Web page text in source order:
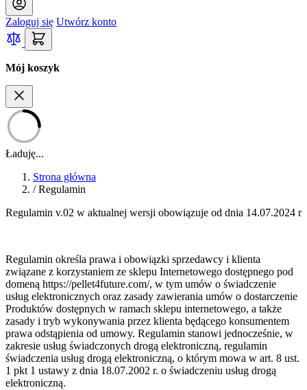
Zaloguj się Utwórz konto
Mój koszyk
Ładuję...
Strona główna
/ Regulamin
Regulamin v.02 w aktualnej wersji obowiązuje od dnia 14.07.2024 r
Regulamin określa prawa i obowiązki sprzedawcy i klienta
związane z korzystaniem ze sklepu Internetowego dostępnego pod
domeną https://pellet4future.com/, w tym umów o świadczenie
usług elektronicznych oraz zasady zawierania umów o dostarczenie
Produktów dostępnych w ramach sklepu internetowego, a także
zasady i tryb wykonywania przez klienta będącego konsumentem
prawa odstąpienia od umowy. Regulamin stanowi jednocześnie, w
zakresie usług świadczonych drogą elektroniczną, regulamin
świadczenia usług drogą elektroniczną, o którym mowa w art. 8 ust.
1 pkt 1 ustawy z dnia 18.07.2002 r. o świadczeniu usług drogą
elektroniczną.